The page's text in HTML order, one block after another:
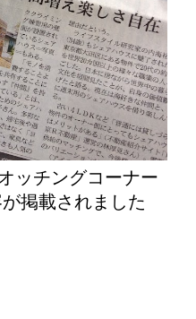
ッチングコーナー
掲載されました